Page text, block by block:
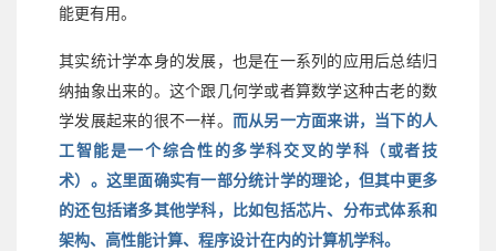
能更有用。
其实统计学本身的发展，也是在一系列的应用后总结归
纳抽象出来的。这个跟几何学或者算数学这种古老的数
学发展起来的很不一样。 而从另一方面来讲，当下的人
工智能是一个综合性的多学科交叉的学科（或者技
术）。这里面确实有一部分统计学的理论，但其中更多
的还包括诸多其他学科，比如包括芯片、分布式体系和
架构、高性能计算、程序设计在内的计算机学科。